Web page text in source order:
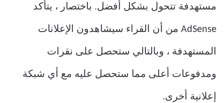
مستهدفة تتحول بشكل أفضل. باختصار ، يتأكد
AdSense من أن القراء سيشاهدون الإعلانات
المستهدفة ، وبالتالي ستحصل على نقرات
ومدفوعات أعلى مما ستحصل عليه مع أي شبكة
إعلانية أخرى.